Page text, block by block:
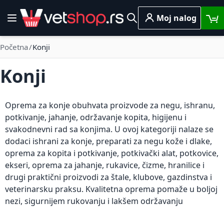
Skip to Content
Toggle Nav
Pretraga
Moj nalog
Početna Konji
Konji
Oprema za konje obuhvata proizvode za negu, ishranu,
potkivanje, jahanje, održavanje kopita, higijenu i
svakodnevni rad sa konjima. U ovoj kategoriji nalaze se
dodaci ishrani za konje, preparati za negu kože i dlake,
oprema za kopita i potkivanje, potkivački alat, potkovice,
ekseri, oprema za jahanje, rukavice, čizme, hranilice i
drugi praktični proizvodi za štale, klubove, gazdinstva i
veterinarsku praksu. Kvalitetna oprema pomaže u boljoj
nezi, sigurnijem rukovanju i lakšem održavanju